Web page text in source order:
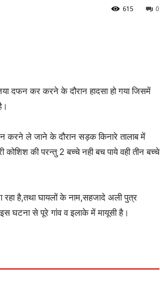
0
615
दफन कर करने के दौरान हादसा हो गया जिसमें
करने ले जाने के दौरान सड़क किनारे तालाब में
की परन्तु 2 बच्चे नही बच पाये वही तीन बच्चे
रहा है,तथा घायलों के नाम,सहजादे अली पुत्र
घटना से पूरे गांव व इलाके में मायूसी है।